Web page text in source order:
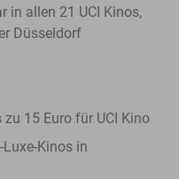
in allen 21 UCI Kinos,
Düsseldorf
15 Euro für UCI Kino
Luxe-Kinos in